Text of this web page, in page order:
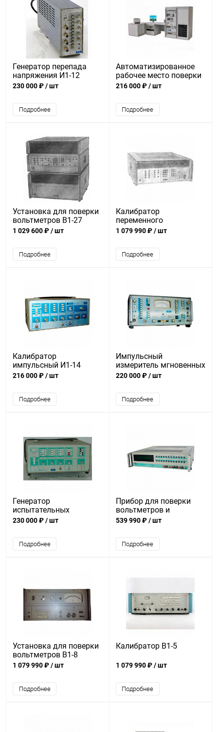
Генератор перепада
напряжения И1-12
230 000 ₽/ шт
Подробнее
Автоматизированное
рабочее место поверки
навигационной
потребителей К6-12
216 000 ₽/ шт
Подробнее
Установка для поверки
вольтметров В1-27
1 029 600 ₽/ шт
Подробнее
Калибратор
переменного
напряжения В1-29
1 079 990 ₽/ шт
Подробнее
Калибратор
импульсный И1-14
216 000 ₽/ шт
Подробнее
Импульсный
измеритель мгновенных
напряжений И1-10
220 000 ₽/ шт
Подробнее
Генератор
испытательных
импульсов И1-11
230 000 ₽/ шт
Подробнее
Прибор для поверки
вольтметров и
калибраторов В1-18
539 990 ₽/ шт
Подробнее
Установка для поверки
вольтметров В1-8
1 079 990 ₽/ шт
Подробнее
Калибратор В1-5
1 079 990 ₽/ шт
Подробнее